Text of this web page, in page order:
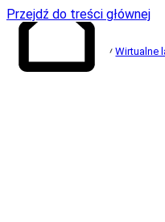
Przejdź do treści głównej
Wirtualne